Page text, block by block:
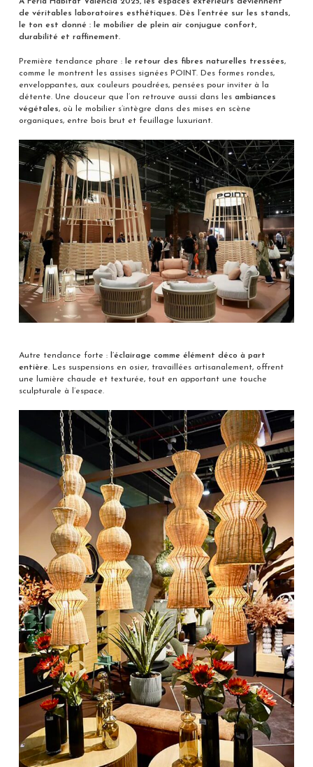
de véritables laboratoires esthétiques. Dès l’entrée sur les stands,
le ton est donné : le mobilier de plein air conjugue confort,
durabilité et raffinement.
Première tendance phare : le retour des fibres naturelles tressées,
comme le montrent les assises signées POINT. Des formes rondes,
enveloppantes, aux couleurs poudrées, pensées pour inviter à la
détente. Une douceur que l’on retrouve aussi dans les ambiances
végétales, où le mobilier s’intègre dans des mises en scène
organiques, entre bois brut et feuillage luxuriant.
Autre tendance forte : l’éclairage comme élément déco à part
entière. Les suspensions en osier, travaillées artisanalement, offrent
une lumière chaude et texturée, tout en apportant une touche
sculpturale à l’espace.